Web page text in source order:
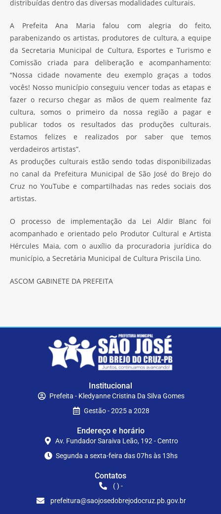
distribuídas dentro das diversas modalidades culturais.
A Prefeita Ana Maria falou com alegria do feito,
parabenizando os artistas, produtores de cultura, a equipe
da Secretaria Municipal de Cultura, Esportes e Turismo e
Comissão criada para deliberação e acompanhamento:
“Nossa cidade novamente deu exemplo graças a todos
vocês! Nosso município conseguiu vencer todas as etapas e
fazer o recurso chegar as mãos de quem realmente faz
cultura, somos o primeiro da nossa região a pagar e
publicar todos os resultados das produções culturais.
Estamos felizes e realizados por saber que temos
verdadeiros artistas”.
As produções culturais estão sendo todas disponibilizadas
no canal da Prefeitura Municipal de São José do Brejo do
Cruz no YouTube e compartilhadas nas redes sociais dos
artistas.
O processo de implementação da Lei Aldir Blanc foi
acompanhado e orientado pelo Produtor Cultural e Artista
Hércules Maia, com o auxílio da procuradoria jurídica do
município, a Secretária Municipal de Cultura Priscila Lino.
ASCOM GABINETE DA PREFEITA
Institucional
Prefeita - Kledyanne Cristina Da Silva Gomes
Gestão - 2025 a 2028
Endereço e horário
Av. Fundador Saraiva Leão, 192 - Centro
Segunda a sexta-feira das 07hs às 13hs
Contatos
( ) -
prefeitura@saojosedobrejodocruz.pb.gov.br